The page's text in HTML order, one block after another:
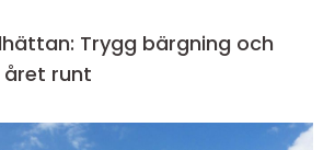
Trygg bärgning och
runt